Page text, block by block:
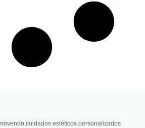
cuidados estéticos personalizados